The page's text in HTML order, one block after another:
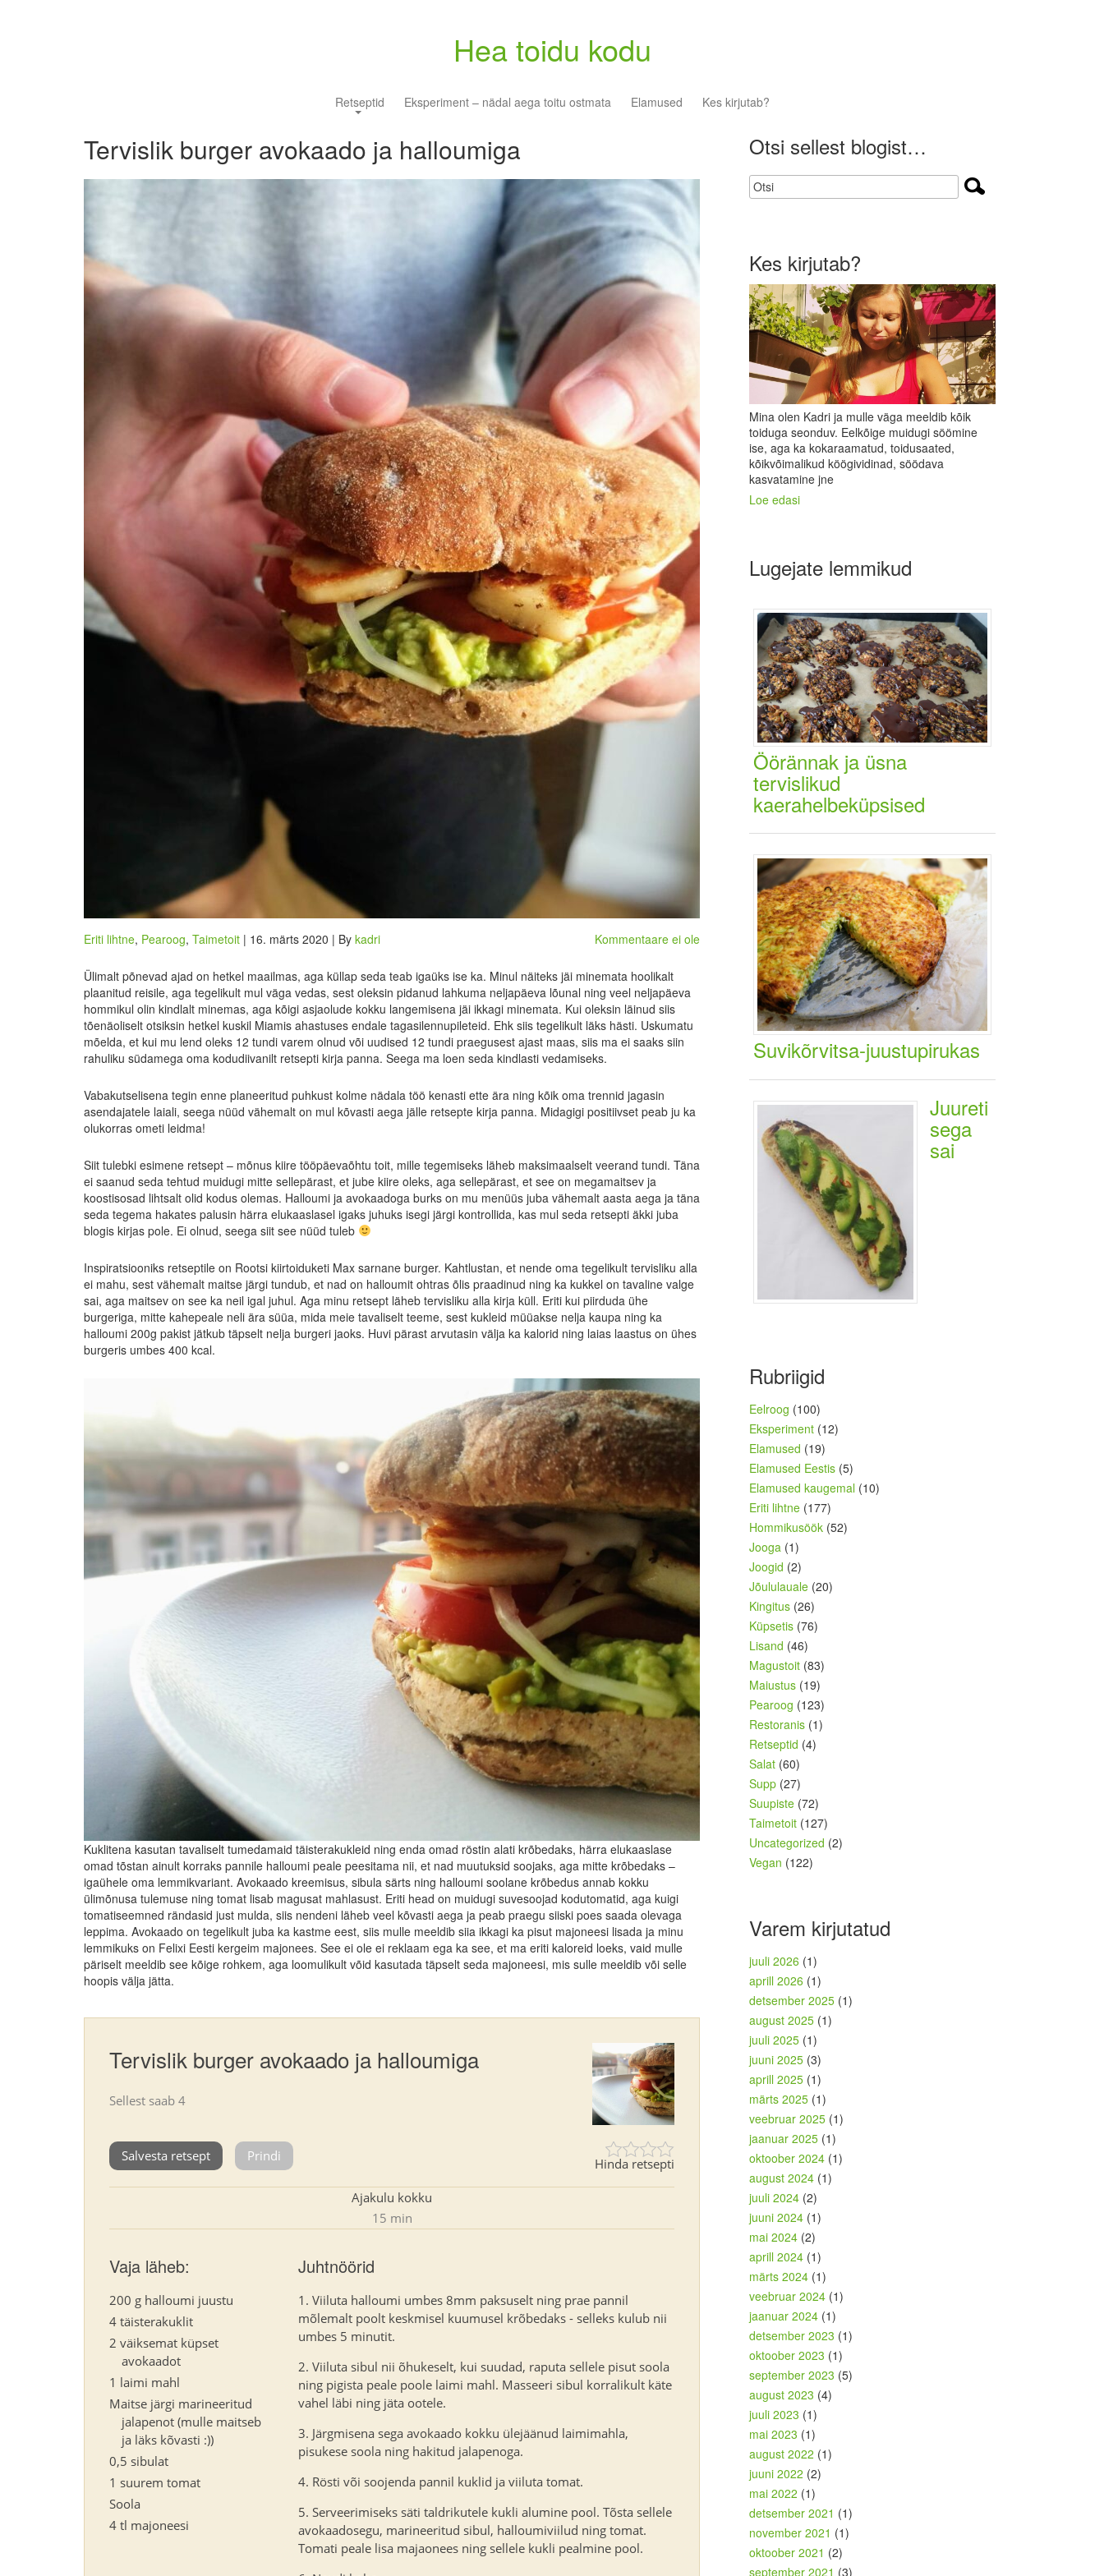
Hea toidu kodu
Retseptid Eksperiment – nädal aega toitu ostmata Elamused Kes kirjutab?
Tervislik burger avokaado ja halloumiga
Eriti lihtne, Pearoog, Taimetoit | 16. märts 2020 | By kadri Kommentaare ei ole
Ülimalt põnevad ajad on hetkel maailmas, aga küllap seda teab igaüks ise ka. Minul näiteks jäi minemata hoolikalt
plaanitud reisile, aga tegelikult mul väga vedas, sest oleksin pidanud lahkuma neljapäeva lõunal ning veel neljapäeva
hommikul olin kindlalt minemas, aga kõigi asjaolude kokku langemisena jäi ikkagi minemata. Kui oleksin läinud siis
tõenäoliselt otsiksin hetkel kuskil Miamis ahastuses endale tagasilennupileteid. Ehk siis tegelikult läks hästi. Uskumatu
mõelda, et kui mu lend oleks 12 tundi varem olnud või uudised 12 tundi praegusest ajast maas, siis ma ei saaks siin
rahuliku südamega oma kodudiivanilt retsepti kirja panna. Seega ma loen seda kindlasti vedamiseks.
Vabakutselisena tegin enne planeeritud puhkust kolme nädala töö kenasti ette ära ning kõik oma trennid jagasin
asendajatele laiali, seega nüüd vähemalt on mul kõvasti aega jälle retsepte kirja panna. Midagigi positiivset peab ju ka
olukorras ometi leidma!
Siit tulebki esimene retsept – mõnus kiire tööpäevaõhtu toit, mille tegemiseks läheb maksimaalselt veerand tundi. Täna
ei saanud seda tehtud muidugi mitte sellepärast, et jube kiire oleks, aga sellepärast, et see on megamaitsev ja
koostisosad lihtsalt olid kodus olemas. Halloumi ja avokaadoga burks on mu menüüs juba vähemalt aasta aega ja täna
seda tegema hakates palusin härra elukaaslasel igaks juhuks isegi järgi kontrollida, kas mul seda retsepti äkki juba
blogis kirjas pole. Ei olnud, seega siit see nüüd tuleb
Inspiratsiooniks retseptile on Rootsi kiirtoiduketi Max sarnane burger. Kahtlustan, et nende oma tegelikult tervisliku alla
ei mahu, sest vähemalt maitse järgi tundub, et nad on halloumit ohtras õlis praadinud ning ka kukkel on tavaline valge
sai, aga maitsev on see ka neil igal juhul. Aga minu retsept läheb tervisliku alla kirja küll. Eriti kui piirduda ühe
burgeriga, mitte kahepeale neli ära süüa, mida meie tavaliselt teeme, sest kukleid müüakse nelja kaupa ning ka
halloumi 200g pakist jätkub täpselt nelja burgeri jaoks. Huvi pärast arvutasin välja ka kalorid ning laias laastus on ühes
burgeris umbes 400 kcal.
Kuklitena kasutan tavaliselt tumedamaid täisterakukleid ning enda omad röstin alati krõbedaks, härra elukaaslase
omad tõstan ainult korraks pannile halloumi peale peesitama nii, et nad muutuksid soojaks, aga mitte krõbedaks –
igaühele oma lemmikvariant. Avokaado kreemisus, sibula särts ning halloumi soolane krõbedus annab kokku
ülimõnusa tulemuse ning tomat lisab magusat mahlasust. Eriti head on muidugi suvesoojad kodutomatid, aga kuigi
tomatiseemned rändasid just mulda, siis nendeni läheb veel kõvasti aega ja peab praegu siiski poes saada olevaga
leppima. Avokaado on tegelikult juba ka kastme eest, siis mulle meeldib siia ikkagi ka pisut majoneesi lisada ja minu
lemmikuks on Felixi Eesti kergeim majonees. See ei ole ei reklaam ega ka see, et ma eriti kaloreid loeks, vaid mulle
päriselt meeldib see kõige rohkem, aga loomulikult võid kasutada täpselt seda majoneesi, mis sulle meeldib või selle
hoopis välja jätta.
Tervislik burger avokaado ja halloumiga
Sellest saab 4
Hinda retsepti
Salvesta retsept Prindi
Ajakulu kokku
15 min
Vaja läheb:
200 g halloumi juustu
4 täisterakuklit
2 väiksemat küpset
avokaadot
1 laimi mahl
Maitse järgi marineeritud
jalapenot (mulle maitseb
ja läks kõvasti :))
0,5 sibulat
1 suurem tomat
Soola
4 tl majoneesi
Juhtnöörid
Viiluta halloumi umbes 8mm paksuselt ning prae pannil
mõlemalt poolt keskmisel kuumusel krõbedaks - selleks kulub nii
umbes 5 minutit.
Viiluta sibul nii õhukeselt, kui suudad, raputa sellele pisut soola
ning pigista peale poole laimi mahl. Masseeri sibul korralikult käte
vahel läbi ning jäta ootele.
Järgmisena sega avokaado kokku ülejäänud laimimahla,
pisukese soola ning hakitud jalapenoga.
Rösti või soojenda pannil kuklid ja viiluta tomat.
Serveerimiseks säti taldrikutele kukli alumine pool. Tõsta sellele
avokaadosegu, marineeritud sibul, halloumiviilud ning tomat.
Tomati peale lisa majaonees ning sellele kukli pealmine pool.
Otsi sellest blogist…
Kes kirjutab?
Mina olen Kadri ja mulle väga meeldib kõik
toiduga seonduv. Eelkõige muidugi söömine
ise, aga ka kokaraamatud, toidusaated,
kõikvõimalikud köögividinad, söödava
kasvatamine jne
Loe edasi
Lugejate lemmikud
Öörännak ja üsna
tervislikud
kaerahelbeküpsised
Suvikõrvitsa-juustupirukas
Juureti
sega
sai
Rubriigid
Eelroog (100)
Eksperiment (12)
Elamused (19)
Elamused Eestis (5)
Elamused kaugemal (10)
Eriti lihtne (177)
Hommikusöök (52)
Jooga (1)
Joogid (2)
Jõululauale (20)
Kingitus (26)
Küpsetis (76)
Lisand (46)
Magustoit (83)
Maiustus (19)
Pearoog (123)
Restoranis (1)
Retseptid (4)
Salat (60)
Supp (27)
Suupiste (72)
Taimetoit (127)
Uncategorized (2)
Vegan (122)
Varem kirjutatud
juuli 2026 (1)
aprill 2026 (1)
detsember 2025 (1)
august 2025 (1)
juuli 2025 (1)
juuni 2025 (3)
aprill 2025 (1)
märts 2025 (1)
veebruar 2025 (1)
jaanuar 2025 (1)
oktoober 2024 (1)
august 2024 (1)
juuli 2024 (2)
juuni 2024 (1)
mai 2024 (2)
aprill 2024 (1)
märts 2024 (1)
veebruar 2024 (1)
jaanuar 2024 (1)
detsember 2023 (1)
oktoober 2023 (1)
september 2023 (5)
august 2023 (4)
juuli 2023 (1)
mai 2023 (1)
august 2022 (1)
juuni 2022 (2)
mai 2022 (1)
detsember 2021 (1)
november 2021 (1)
oktoober 2021 (2)
september 2021 (3)